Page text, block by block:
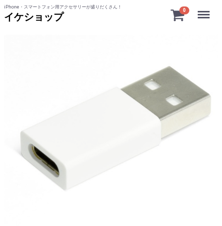
iPhone・スマートフォン用アクセサリーが盛りだくさん！
イケショップ
0 Menu